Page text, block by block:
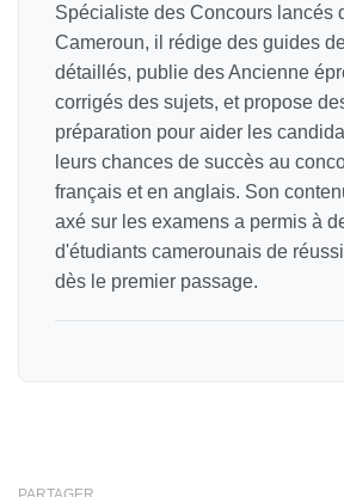
Spécialiste des Concours lancés
Cameroun, il rédige des guides
détaillés, publie des Ancienne
corrigés des sujets, et propose
préparation pour aider les
leurs chances de succès au
français et en anglais. Son
axé sur les examens a permis à
d'étudiants camerounais de
dès le premier passage.